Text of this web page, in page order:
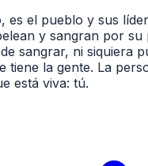
es el pueblo y sus
y sangran por su
sangrar, ni siquiera
tiene la gente. La
está viva: tú.